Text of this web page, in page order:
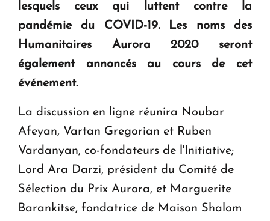
Le premier hôtel Hyatt Regency d'Arménie
ouvrira ses portes à Dilijan
lesquels ceux qui luttent contre la
pandémie du COVID-19. Les noms des
Humanitaires Aurora 2020 seront
également annoncés au cours de cet
événement.
La discussion en ligne réunira Noubar
Afeyan, Vartan Gregorian et Ruben
Vardanyan, co-fondateurs de l'Initiative;
Lord Ara Darzi, président du Comité de
Sélection du Prix Aurora, et Marguerite
Barankitse, fondatrice de Maison Shalom